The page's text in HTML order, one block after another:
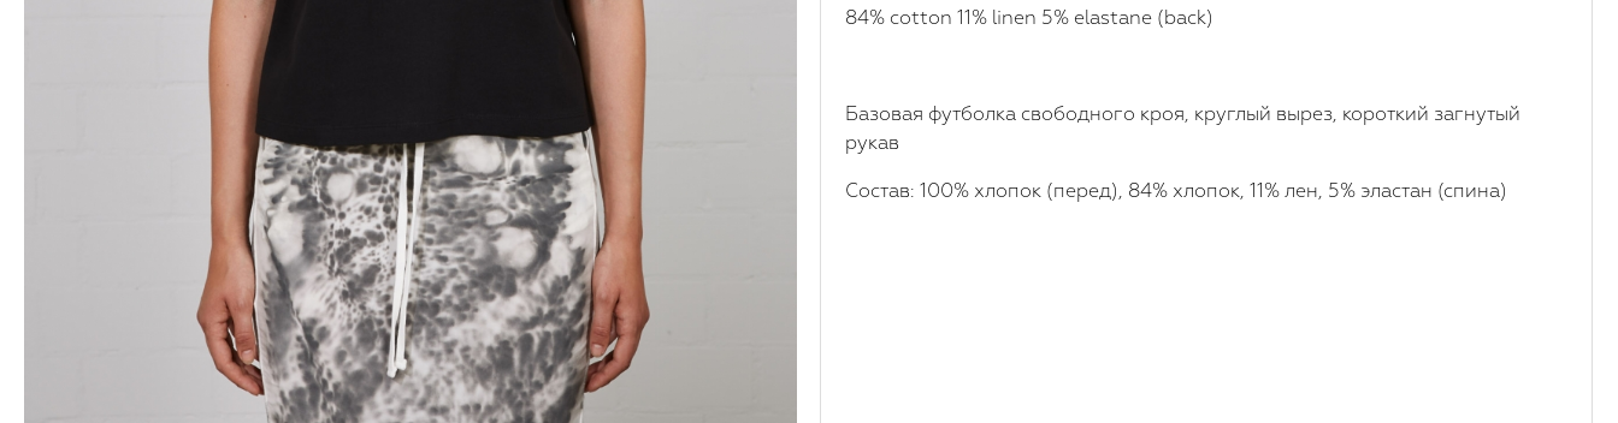
84% cotton 11% linen 5% elastane (back)
Базовая футболка свободного кроя, круглый вырез, короткий загнутый
рукав
Состав: 100% хлопок (перед), 84% хлопок, 11% лен, 5% эластан (спина)